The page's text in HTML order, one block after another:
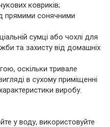
ковриків;
прямими сонячними
сумці або чохлі для
та захисту від домашніх
оскільки тривале
в сухому приміщенні
виробу.
у воду, використовуйте